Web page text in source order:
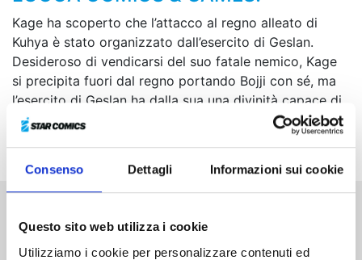
Consenso Dettagli Informazioni sui cookie
Questo sito web utilizza i cookie
Utilizziamo i cookie per personalizzare contenuti ed
Kage ha scoperto che l’attacco al regno alleato di
Kuhya è stato organizzato dall’esercito di Geslan.
Desideroso di vendicarsi del suo fatale nemico, Kage
si precipita fuori dal regno portando Bojji con sé, ma
l’esercito di Geslan ha dalla sua una divinità capace di
controllare la morte. Mentre Bojji combatte per il suo
amico, il più potente degli dei gli mostra le zanne!
Altri volumi della serie